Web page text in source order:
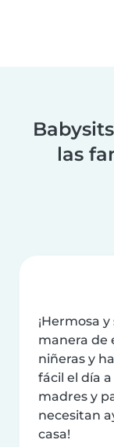
las
¡Hermosa
manera de
niñeras y
fácil el día
madres y
necesitan
casa!